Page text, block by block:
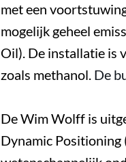
met een
mogelijk geheel
Oil). De installatie is
zoals methanol. De
De Wim Wolff is
Dynamic Positioning